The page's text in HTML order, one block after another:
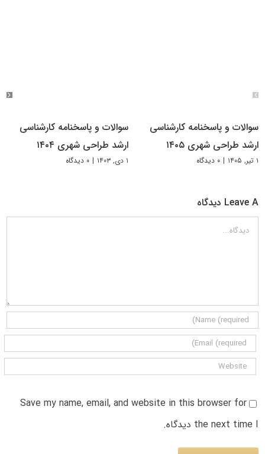
سوالات و پاسخنامه کارشناسی
ارشد طراحی شهری ۱۴۰۵
۱ تیر, ۱۴۰۵ | ۰ دیدگاه
سوالات و پاسخنامه کارشناسی
ارشد طراحی شهری ۱۴۰۴
۱ دی, ۱۴۰۳ | ۰ دیدگاه
Leave A دیدگاه
دیدگاه
Save my name, email, and website in this browser for
the next time I دیدگاه.